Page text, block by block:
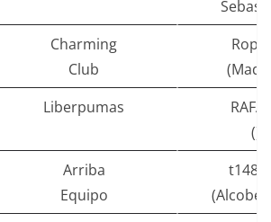
Charming
Club
Liberpumas
()
Arriba
Equipo